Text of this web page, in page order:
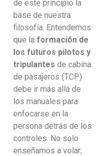
de este principio la
base de nuestra
filosofía. Entendemos
que la formación de
los futuros pilotos y
tripulantes de cabina
de pasajeros (TCP)
debe ir más allá de
los manuales para
enfocarse en la
persona detrás de los
controles. No solo
enseñamos a volar;